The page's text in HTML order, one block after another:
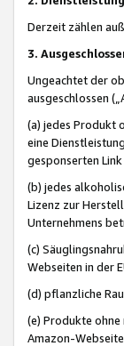
Derzeit zählen
3.
Ungeachtet der
ausgeschlossen
(a) jedes Produkt
eine
gesponserten
(b) jedes
Lizenz zur
Unternehmens
(c)
Webseiten in der
(d) pflanzliche
(e) Produkte
Amazon-